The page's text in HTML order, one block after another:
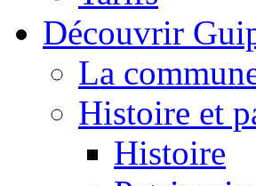
Découvrir
La
Histoire et
Histoire